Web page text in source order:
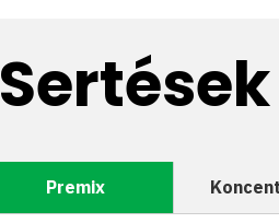
Sertések
Premix